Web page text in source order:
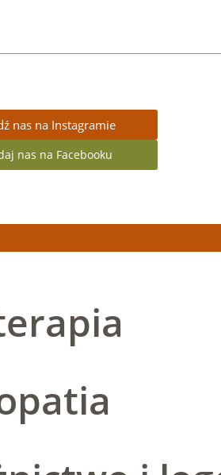
nas na Instagramie
nas na Facebooku